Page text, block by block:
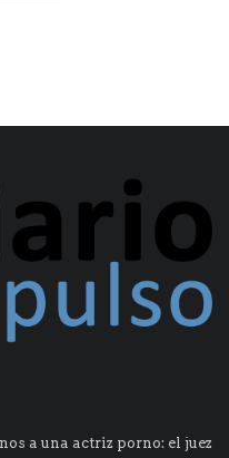
a una actriz porno: el juez